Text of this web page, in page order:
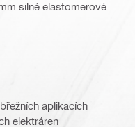
silné elastomerové
aplikacích
elektráren